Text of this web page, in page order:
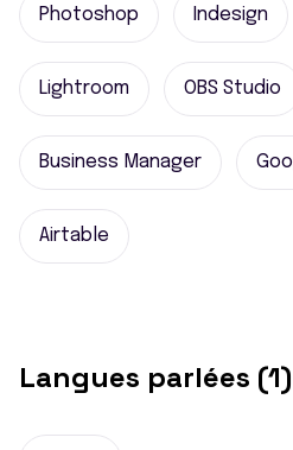
Photoshop Indesign
Lightroom OBS Studio
Business Manager
Airtable
Langues parlées (1)